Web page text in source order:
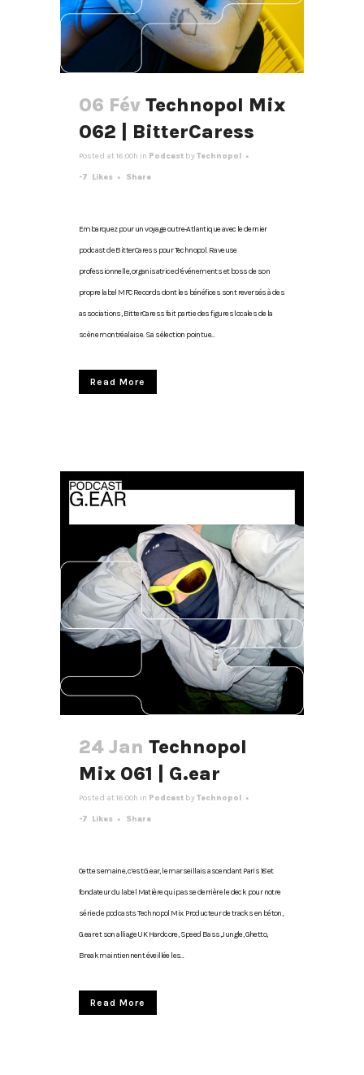
06 Fév Technopol Mix
062 | BitterCaress
Posted at 16:00h in Podcast byTechnopol
-7 Likes Share
Embarquez pour un voyage outre-Atlantique avec le dernier
podcast de BitterCaress pour Technopol. Raveuse
professionnelle, organisatrice d’événements et boss de son
propre label MFC Records dont les bénéfices sont reversés à des
associations, BitterCaress fait partie des figures locales de la
scène montréalaise. Sa sélection pointue...
Read More
24 Jan Technopol
Mix 061 | G.ear
Posted at 16:00h in Podcast byTechnopol
-7 Likes Share
Cette semaine, c’est G.ear, le marseillais ascendant Paris 18 et
fondateur du label Matière qui passe derrière le deck pour notre
série de podcasts Technopol Mix. Producteur de tracks en béton,
G.ear et son alliage UK Hardcore, Speed Bass, Jungle, Ghetto,
Break maintiennent éveillée les...
Read More